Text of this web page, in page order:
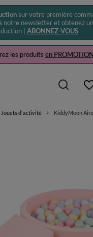
sur votre première
notre newsletter et obtenez
| ABONNEZ-VOUS
les produits en PROMOTION
Jouets d'activité KiddyMoon